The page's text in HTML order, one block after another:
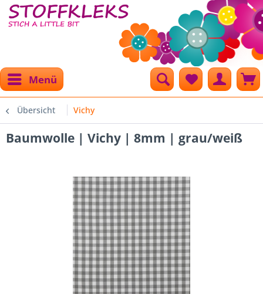
Menü
Übersicht Vichy
Baumwolle | Vichy | 8mm | grau/weiß